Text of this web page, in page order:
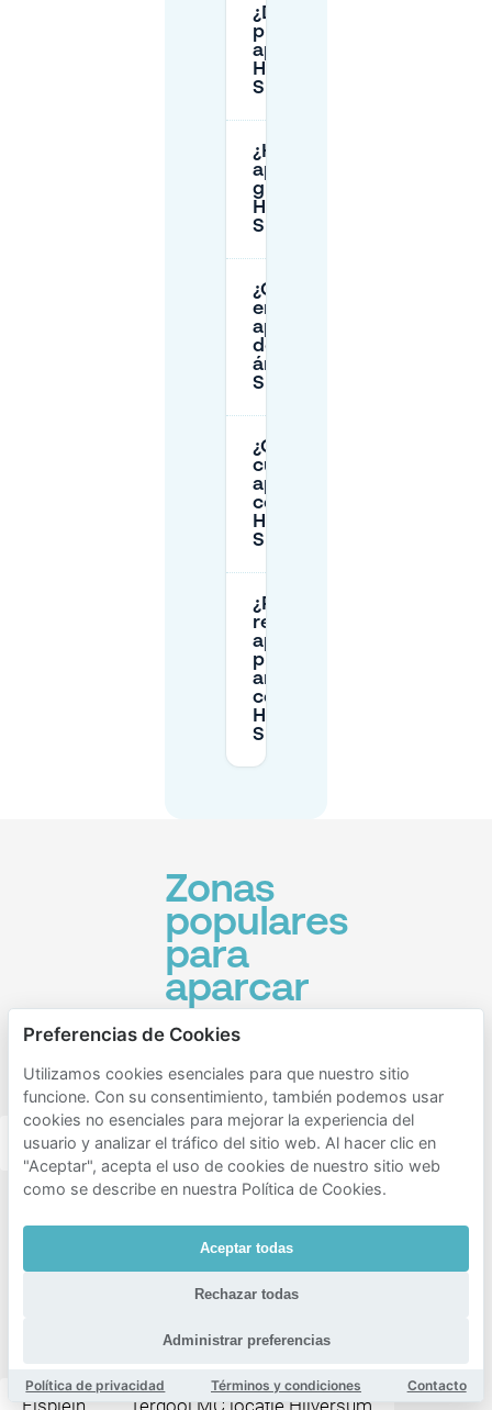
¿Dónde
puedo
aparcar en
Hilversum
Sportpark?
¿Hay
aparcamiento
gratuito en
Hilversum
Sportpark?
¿Cuándo
empezó el
aparcamiento
de pago en el
área de
Sportpark?
¿Cuánto
cuesta
aparcar
cerca de
Hilversum
Sportpark?
¿Puedo
reservar
aparcamiento
privado con
antelación
cerca de
Hilversum
Sportpark?
Zonas
populares
para
aparcar
cercanos
Hilversum
Sportpark
Hilversum Het kamp
Destinos
populares
cercanos
Sportpark
Preferencias de Cookies
Utilizamos cookies esenciales para que nuestro sitio
funcione. Con su consentimiento, también podemos usar
cookies no esenciales para mejorar la experiencia del
usuario y analizar el tráfico del sitio web. Al hacer clic en
"Aceptar", acepta el uso de cookies de nuestro sitio web
como se describe en nuestra Política de Cookies.
Aceptar todas
Rechazar todas
Administrar preferencias
Política de privacidad Términos y condiciones Contacto